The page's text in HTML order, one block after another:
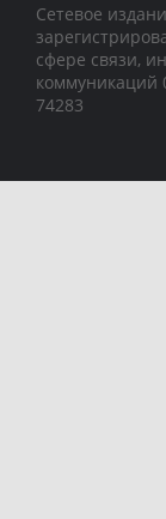
Сетевое
сфере связи,
коммуникаций
74283